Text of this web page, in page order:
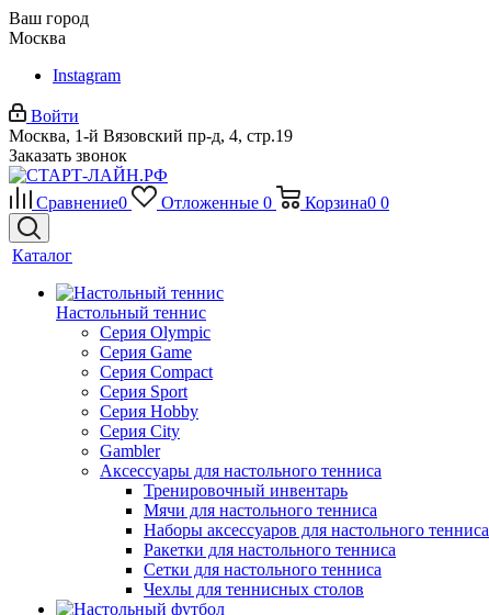
Ваш город
Москва
Instagram
Войти
Москва, 1-й Вязовский пр-д, 4, стр.19
Заказать звонок
Сравнение0 Отложенные 0 Корзина0 0
Каталог
Настольный теннис
Серия Olympic
Серия Game
Серия Compact
Серия Sport
Серия Hobby
Серия City
Gambler
Аксессуары для настольного тенниса
Тренировочный инвентарь
Мячи для настольного тенниса
Наборы аксессуаров для настольного тенниса
Ракетки для настольного тенниса
Сетки для настольного тенниса
Чехлы для теннисных столов